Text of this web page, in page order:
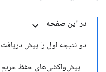
در این صفحه
دو نتیجه اول را پیش دریافت
پیش‌واکشی‌های حفظ